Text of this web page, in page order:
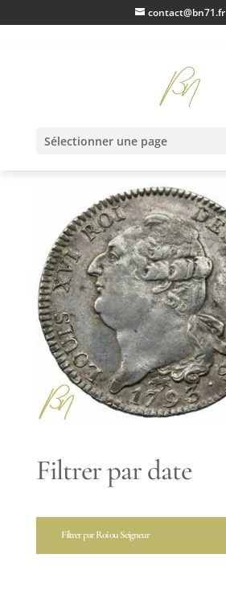
contact@bn71.fr
Sélectionner une page
IMG_0233
Filtrer par date
Filtrer par Roi ou Seigneur